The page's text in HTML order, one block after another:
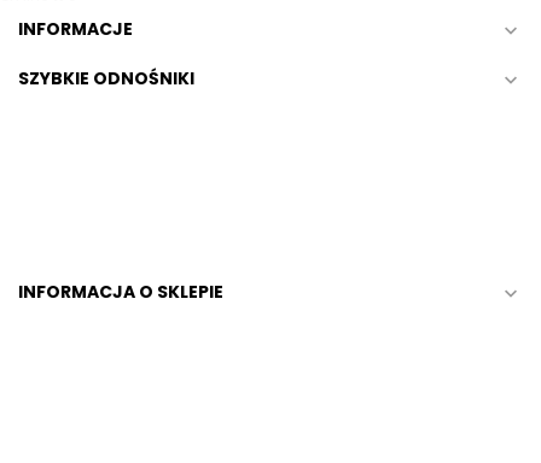
INFORMACJE

SZYBKIE ODNOŚNIKI

INFORMACJA O SKLEPIE 